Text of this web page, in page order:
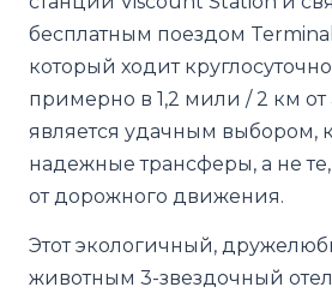
бесплатным поездом
который ходит
примерно в 1,2 мили / 2 км от
является удачным выбором,
надежные трансферы, а не
от дорожного движения.
Этот экологичный,
животным 3-звездочный